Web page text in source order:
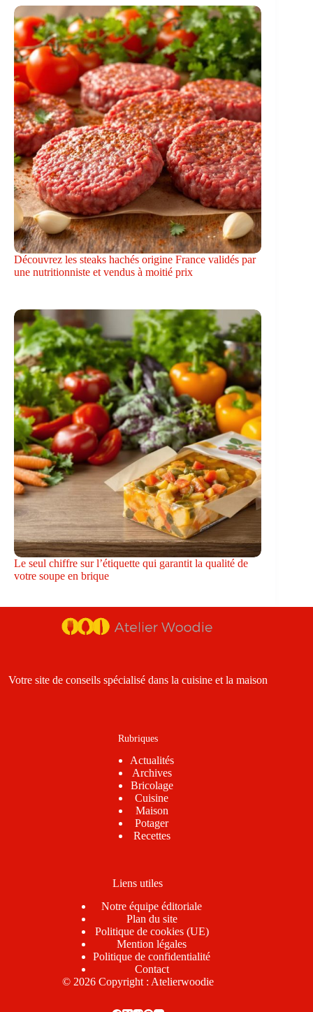
Découvrez les steaks hachés origine France validés par
une nutritionniste et vendus à moitié prix
Le seul chiffre sur l’étiquette qui garantit la qualité de
votre soupe en brique
Votre site de conseils spécialisé dans la cuisine et la maison
Rubriques
Actualités
Archives
Bricolage
Cuisine
Maison
Potager
Recettes
Liens utiles
Notre équipe éditoriale
Plan du site
Politique de cookies (UE)
Mention légales
Politique de confidentialité
Contact
© 2026 Copyright : Atelierwoodie